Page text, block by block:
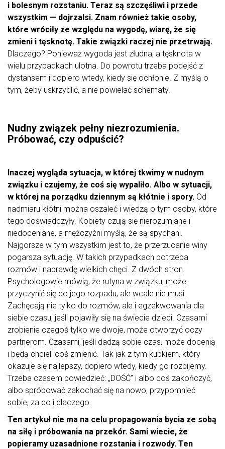
i bolesnym rozstaniu. Teraz są szczęśliwi i przede
wszystkim — dojrzalsi. Znam również takie osoby,
które wróciły ze względu na wygodę, wiarę, że się
zmieni i tęsknotę. Takie związki raczej nie przetrwają.
Dlaczego? Ponieważ wygoda jest złudna, a tęsknota w
wielu przypadkach ulotna. Do powrotu trzeba podejść z
dystansem i dopiero wtedy, kiedy się ochłonie. Z myślą o
tym, żeby uskrzydlić, a nie powielać schematy.
Nudny związek pełny niezrozumienia.
Próbować, czy odpuścić?
Inaczej wygląda sytuacja, w której tkwimy w nudnym
związku i czujemy, że coś się wypaliło. Albo w sytuacji,
w której na porządku dziennym są kłótnie i spory. Od
nadmiaru kłótni można oszaleć i wiedzą o tym osoby, które
tego doświadczyły. Kobiety czują się nierozumiane i
niedoceniane, a mężczyźni myślą, że są spychani.
Najgorsze w tym wszystkim jest to, że przerzucanie winy
pogarsza sytuację. W takich przypadkach potrzeba
rozmów i naprawdę wielkich chęci. Z dwóch stron.
Psychologowie mówią, że rutyna w związku, może
przyczynić się do jego rozpadu, ale wcale nie musi.
Zachęcają nie tylko do rozmów, ale i egzekwowania dla
siebie czasu, jeśli pojawiły się na świecie dzieci. Czasami
zrobienie czegoś tylko we dwoje, może otworzyć oczy
partnerom. Czasami, jeśli dadzą sobie czas, może docenią
i będą chcieli coś zmienić. Tak jak z tym kubkiem, który
okazuje się najlepszy, dopiero wtedy, kiedy go rozbijemy.
Trzeba czasem powiedzieć: „DOŚĆ” i albo coś zakończyć,
albo spróbować zakochać się na nowo, przypomnieć
sobie, za co i dlaczego.
Ten artykuł nie ma na celu propagowania bycia ze sobą
na siłę i próbowania na przekór. Sami wiecie, że
popieramy uzasadnione rozstania i rozwody. Ten